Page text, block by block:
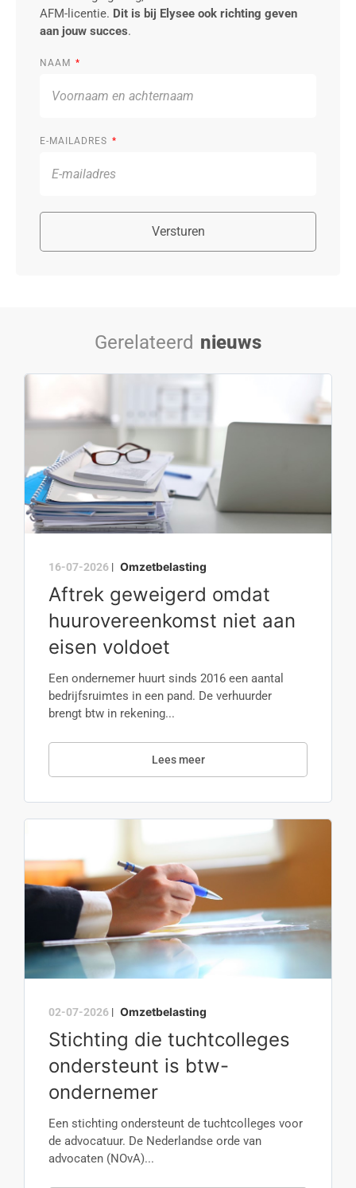
AFM-licentie. Dit is bij Elysee ook richting geven
aan jouw succes.
NAAM
E-MAILADRES
Versturen
Gerelateerd nieuws
16-07-2026 | Omzetbelasting
Aftrek geweigerd omdat
huurovereenkomst niet aan
eisen voldoet
Een ondernemer huurt sinds 2016 een aantal
bedrijfsruimtes in een pand. De verhuurder
brengt btw in rekening...
Lees meer
02-07-2026 | Omzetbelasting
Stichting die tuchtcolleges
ondersteunt is btw-
ondernemer
Een stichting ondersteunt de tuchtcolleges voor
de advocatuur. De Nederlandse orde van
advocaten (NOvA)...